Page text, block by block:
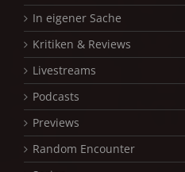
In eigener Sache
Kritiken & Reviews
Livestreams
Podcasts
Previews
Random Encounter